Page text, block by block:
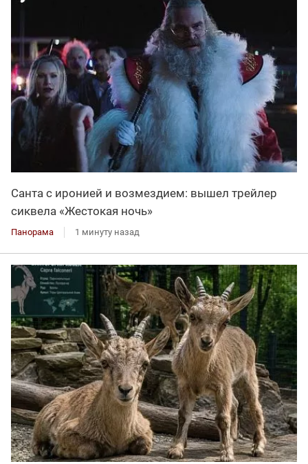
Санта с иронией и возмездием: вышел трейлер
сиквела «Жестокая ночь»
Панорама 1 минуту назад